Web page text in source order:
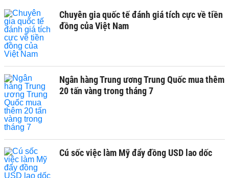
Chuyên gia quốc tế đánh giá tích cực về tiền
đồng của Việt Nam
Ngân hàng Trung ương Trung Quốc mua thêm
20 tấn vàng trong tháng 7
Cú sốc việc làm Mỹ đẩy đồng USD lao dốc